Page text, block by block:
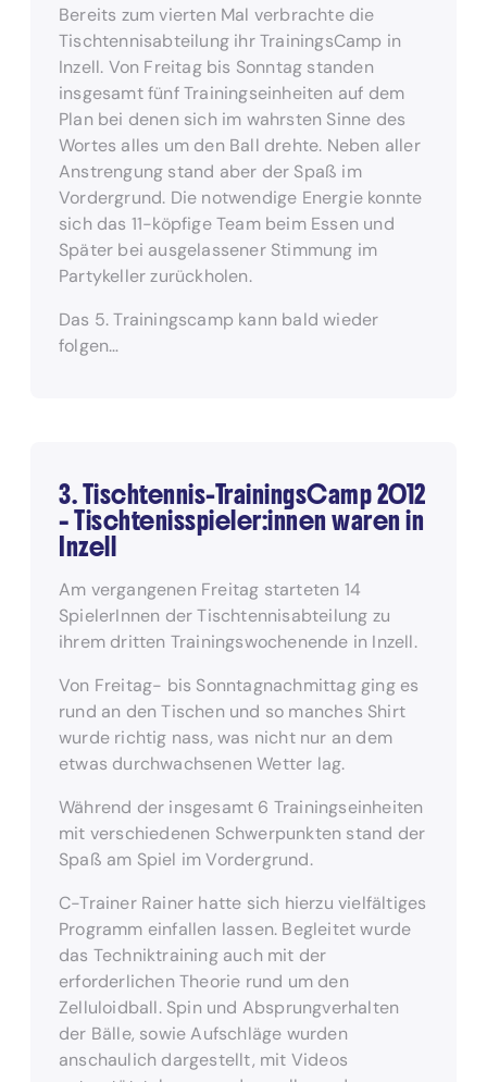
Bereits zum vierten Mal verbrachte die
Tischtennisabteilung ihr TrainingsCamp in
Inzell. Von Freitag bis Sonntag standen
insgesamt fünf Trainingseinheiten auf dem
Plan bei denen sich im wahrsten Sinne des
Wortes alles um den Ball drehte. Neben aller
Anstrengung stand aber der Spaß im
Vordergrund. Die notwendige Energie konnte
sich das 11-köpfige Team beim Essen und
Später bei ausgelassener Stimmung im
Partykeller zurückholen.
Das 5. Trainingscamp kann bald wieder
folgen…
3. Tischtennis-TrainingsCamp 2012
– Tischtenisspieler:innen waren in
Inzell
Am vergangenen Freitag starteten 14
SpielerInnen der Tischtennisabteilung zu
ihrem dritten Trainingswochenende in Inzell.
Von Freitag- bis Sonntagnachmittag ging es
rund an den Tischen und so manches Shirt
wurde richtig nass, was nicht nur an dem
etwas durchwachsenen Wetter lag.
Während der insgesamt 6 Trainingseinheiten
mit verschiedenen Schwerpunkten stand der
Spaß am Spiel im Vordergrund.
C-Trainer Rainer hatte sich hierzu vielfältiges
Programm einfallen lassen. Begleitet wurde
das Techniktraining auch mit der
erforderlichen Theorie rund um den
Zelluloidball. Spin und Absprungverhalten
der Bälle, sowie Aufschläge wurden
anschaulich dargestellt, mit Videos